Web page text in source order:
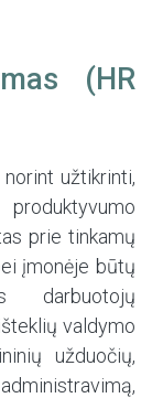
(HR
užtikrinti,
prie tinkamų
įmonėje būtų
darbuotojų
valdymo
užduočių,